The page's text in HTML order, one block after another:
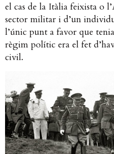
el cas de la Itàlia feixista o
sector militar i d’un
l’únic punt a favor que
règim polític era el fet
civil.